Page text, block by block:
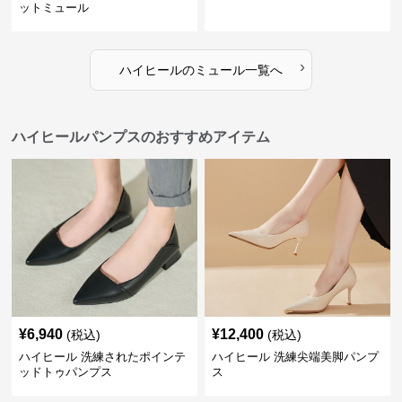
ットミュール
ハイヒールのミュール一覧へ ›
ハイヒールパンプスのおすすめアイテム
¥6,940 (税込)
ハイヒール 洗練されたポインテ
ッドトゥパンプス
¥12,400 (税込)
ハイヒール 洗練尖端美脚パンプ
ス